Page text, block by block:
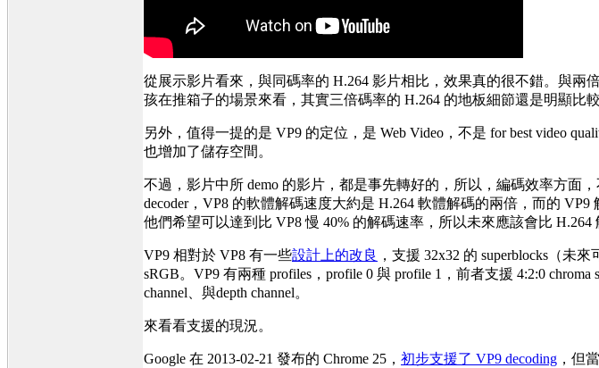
從展示影片看來，與同碼率的 H.264 影片相比，效果真的很不錯。與兩
孩在推箱子的場景來看，其實三倍碼率的 H.264 的地板細節還是明顯比
另外，值得一提的是 VP9 的定位，是 Web Video，不是 for best video
也增加了儲存空間。
不過，影片中所 demo 的影片，都是事先轉好的，所以，編碼效率方面
decoder，VP8 的軟體解碼速度大約是 H.264 軟體解碼的兩倍，而的
他們希望可以達到比 VP8 慢 40% 的解碼速率，所以未來應該會比 H.264
VP9 相對於 VP8 有一些設計上的改良 ，支援 32x32 的 superblocks（未
sRGB。VP9 有兩種 profiles，profile 0 與 profile 1，前者支援 4:2:0
channel、與depth channel。
來看看支援的現況。
Google 在 2013-02-21 發布的 Chrome 25， 初步支援了 VP9 decoding ，但